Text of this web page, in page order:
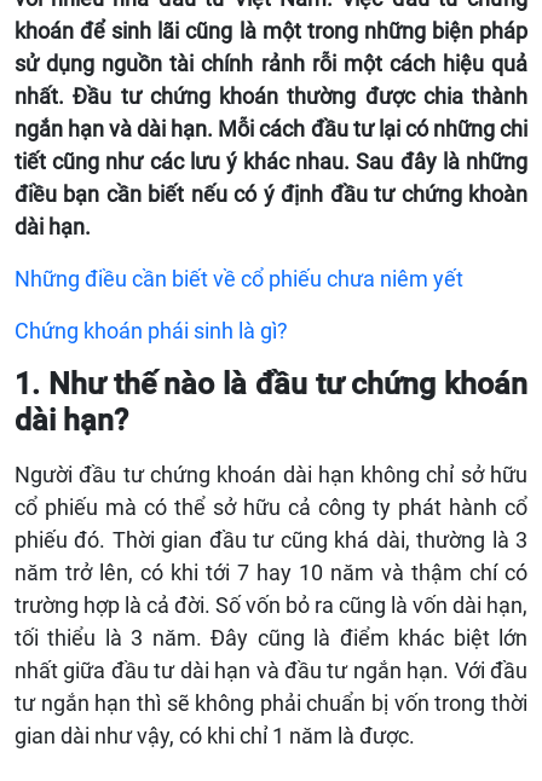
khoán để sinh lãi cũng là một trong những biện pháp
sử dụng nguồn tài chính rảnh rỗi một cách hiệu quả
nhất. Đầu tư chứng khoán thường được chia thành
ngắn hạn và dài hạn. Mỗi cách đầu tư lại có những chi
tiết cũng như các lưu ý khác nhau. Sau đây là những
điều bạn cần biết nếu có ý định đầu tư chứng khoàn
dài hạn.
Những điều cần biết về cổ phiếu chưa niêm yết
Chứng khoán phái sinh là gì?
1. Như thế nào là đầu tư chứng khoán
dài hạn?
Người đầu tư chứng khoán dài hạn không chỉ sở hữu
cổ phiếu mà có thể sở hữu cả công ty phát hành cổ
phiếu đó. Thời gian đầu tư cũng khá dài, thường là 3
năm trở lên, có khi tới 7 hay 10 năm và thậm chí có
trường hợp là cả đời. Số vốn bỏ ra cũng là vốn dài hạn,
tối thiểu là 3 năm. Đây cũng là điểm khác biệt lớn
nhất giữa đầu tư dài hạn và đầu tư ngắn hạn. Với đầu
tư ngắn hạn thì sẽ không phải chuẩn bị vốn trong thời
gian dài như vậy, có khi chỉ 1 năm là được.